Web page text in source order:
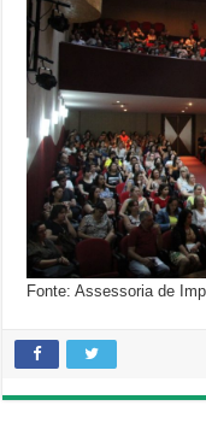
Fonte: Assessoria de